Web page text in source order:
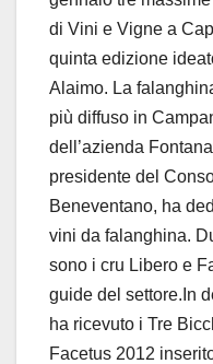
di Vini e Vigne a
quinta edizione
Alaimo. La
più diffuso in
dell’azienda
presidente del
Beneventano, ha
vini da falanghina.
sono i cru Libero e
guide del settore.In
ha ricevuto i Tre
Facetus 2012